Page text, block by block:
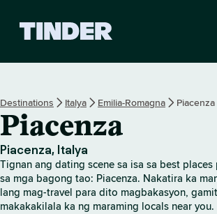
r
H
o
e
Destinations Italya Emilia-Romagna Piacenza
Piacenza
Piacenza, Italya
Tignan ang dating scene sa isa sa best
sa mga bagong tao: Piacenza. Nakatira ka
lang mag-travel para dito magbakasyon,
makakakilala ka ng maraming locals near you.